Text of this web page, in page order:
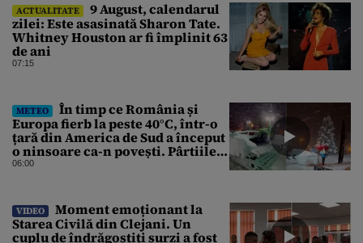
ACTUALITATE
9 August, calendarul
zilei: Este asasinată Sharon Tate.
Whitney Houston ar fi împlinit 63
de ani
07:15
METEO
În timp ce România și
Europa fierb la peste 40°C, într-o
țară din America de Sud a început
o ninsoare ca-n povești. Pârtiile
s-au umplut de schiori
06:00
VIDEO
Moment emoționant la
Starea Civilă din Clejani. Un
cuplu de îndrăgostiți surzi a fost